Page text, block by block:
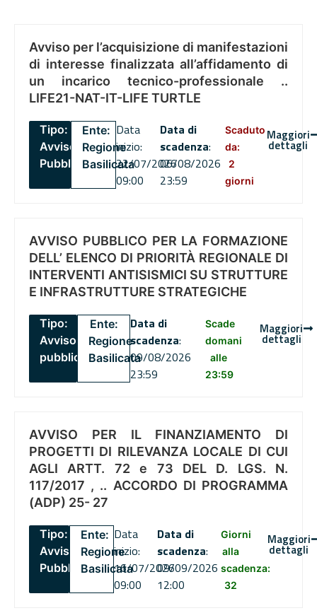
Avviso per l’acquisizione di manifestazioni
di interesse finalizzata all’affidamento di
un incarico tecnico-professionale ..
LIFE21-NAT-IT-LIFE TURTLE
Tipo:
Avviso
Pubblico
Ente:
Regione
Basilicata
Data
inizio:
22/07/2026
09:00
Data di
scadenza:
06/08/2026
23:59
Scaduto
da:
2
giorni
Maggiori
dettagli
AVVISO PUBBLICO PER LA FORMAZIONE
DELL’ ELENCO DI PRIORITÀ REGIONALE DI
INTERVENTI ANTISISMICI SU STRUTTURE
E INFRASTRUTTURE STRATEGICHE
Tipo:
Avviso
pubblico
Ente:
Regione
Basilicata
Data di
scadenza:
09/08/2026
23:59
Scade
domani
alle
23:59
Maggiori
dettagli
AVVISO PER IL FINANZIAMENTO DI
PROGETTI DI RILEVANZA LOCALE DI CUI
AGLI ARTT. 72 e 73 DEL D. LGS. N.
117/2017 , .. ACCORDO DI PROGRAMMA
(ADP) 25- 27
Tipo:
Avviso
Pubblico
Ente:
Regione
Basilicata
Data
inizio:
16/07/2026
09:00
Data di
scadenza:
09/09/2026
12:00
Giorni
alla
scadenza:
32
Maggiori
dettagli